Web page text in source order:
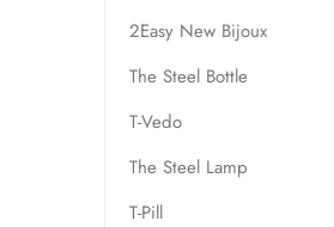
2Easy New Bijoux
The Steel Bottle
T-Vedo
The Steel Lamp
T-Pill